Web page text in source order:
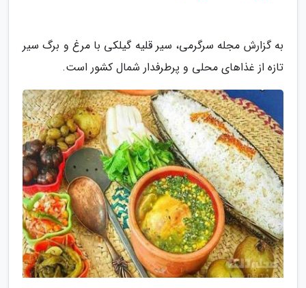
به گزارش مجله سرگرمی، سیر قلیه گیلکی با مرغ و برگ سیر
تازه از غذاهای محلی و پرطرفدار شمال کشور است.